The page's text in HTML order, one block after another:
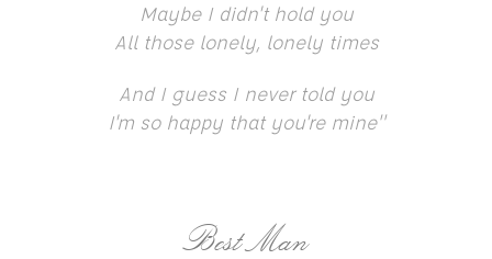
Maybe I didn't hold you
All those lonely, lonely times
And I guess I never told you
I'm so happy that you're mine"
Best Man